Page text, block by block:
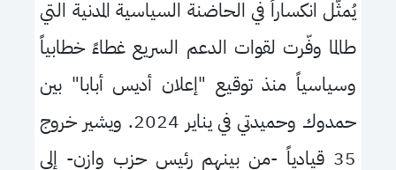
يُمثّل انكساراً في الحاضنة السياسية المدنية التي
طالما وفّرت لقوات الدعم السريع غطاءً خطابياً
وسياسياً منذ توقيع "إعلان أديس أبابا" بين
حمدوك وحميدتي في يناير 2024. ويشير خروج
35 قيادياً -من بينهم رئيس حزب وازن- إلى